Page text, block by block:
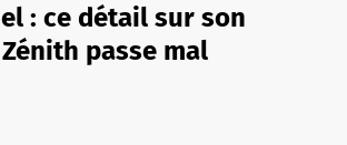
: ce détail sur son
passe mal